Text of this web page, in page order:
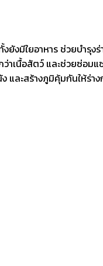
มีใยอาหาร ช่วยบำรุง
เนื้อสัตว์ และช่วยซ่อม
ละสร้างภูมิคุ้มกันให้ร่า